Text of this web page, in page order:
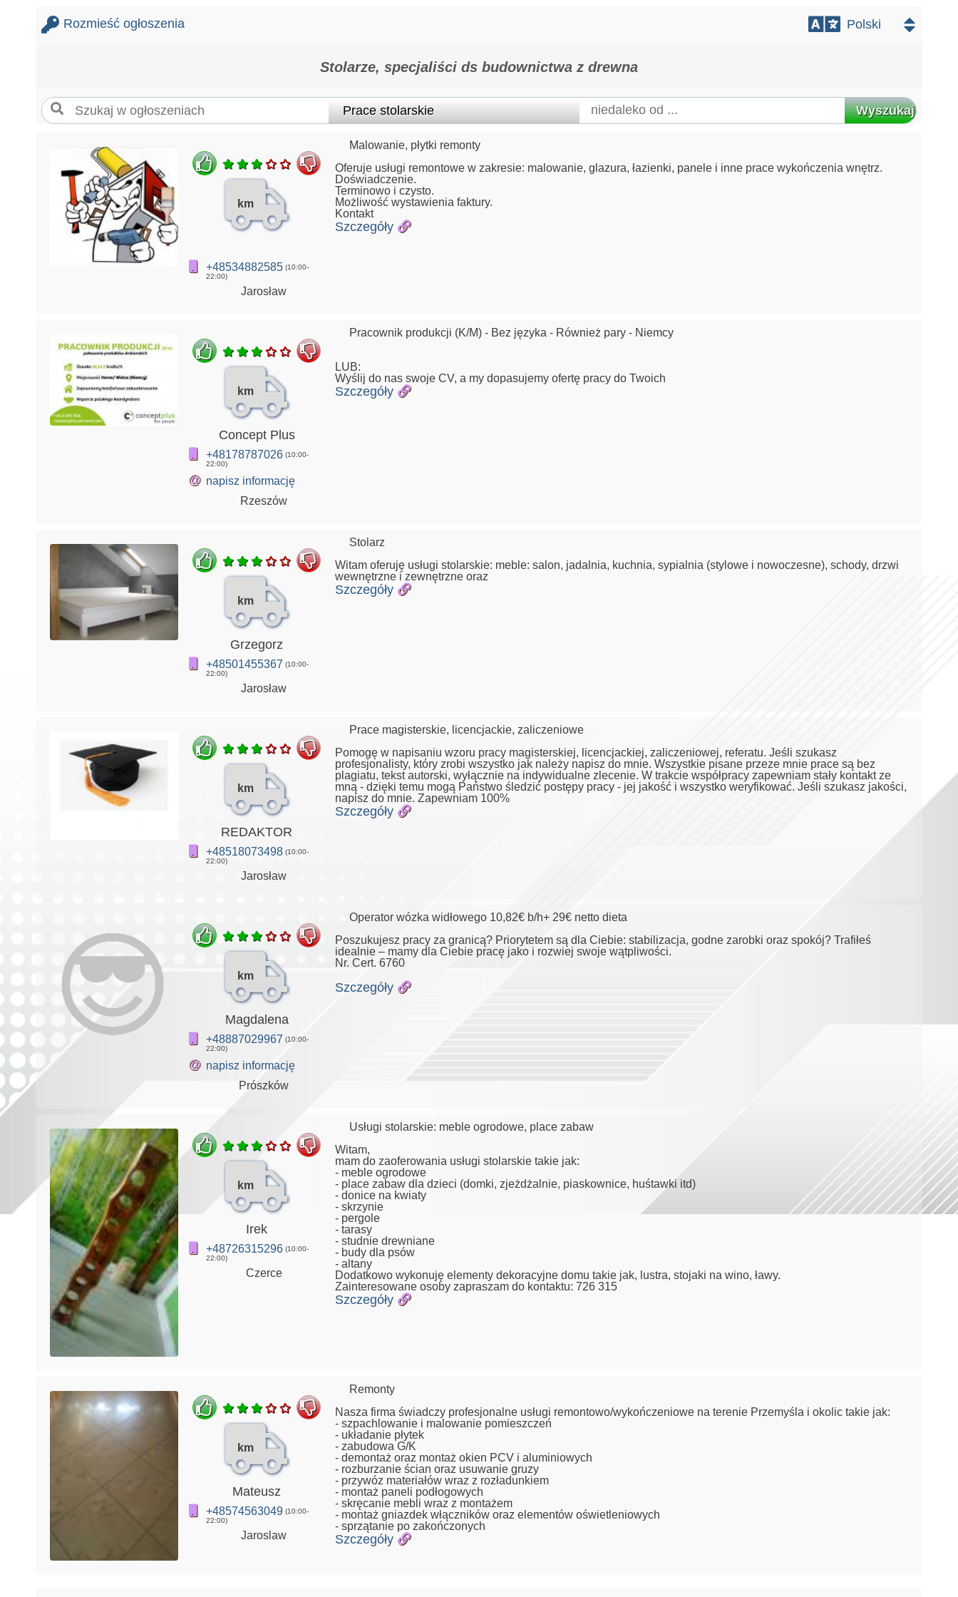
Rozmieść ogłoszenia
Stolarze, specjaliści ds budownictwa z drewna
Wyszukaj
km
+48534882585 (10:00-
22:00)
Jarosław
Malowanie, płytki remonty
Oferuje usługi remontowe w zakresie: malowanie, glazura, łazienki, panele i inne prace wykończenia wnętrz.
Doświadczenie.
Terminowo i czysto.
Możliwość wystawienia faktury.
Kontakt
Szczegóły
km
Concept Plus
+48178787026 (10:00-
22:00)
@ napisz informację
Rzeszów
Pracownik produkcji (K/M) - Bez języka - Również pary - Niemcy
LUB:
Wyślij do nas swoje CV, a my dopasujemy ofertę pracy do Twoich
Szczegóły
km
Grzegorz
+48501455367 (10:00-
22:00)
Jarosław
Stolarz
Witam oferuję usługi stolarskie: meble: salon, jadalnia, kuchnia, sypialnia (stylowe i nowoczesne), schody, drzwi
wewnętrzne i zewnętrzne oraz
Szczegóły
km
REDAKTOR
+48518073498 (10:00-
22:00)
Jarosław
Prace magisterskie, licencjackie, zaliczeniowe
Pomogę w napisaniu wzoru pracy magisterskiej, licencjackiej, zaliczeniowej, referatu. Jeśli szukasz
profesjonalisty, który zrobi wszystko jak należy napisz do mnie. Wszystkie pisane przeze mnie prace są bez
plagiatu, tekst autorski, wyłącznie na indywidualne zlecenie. W trakcie współpracy zapewniam stały kontakt ze
mną - dzięki temu mogą Państwo śledzić postępy pracy - jej jakość i wszystko weryfikować. Jeśli szukasz jakości,
napisz do mnie. Zapewniam 100%
Szczegóły
km
Magdalena
+48887029967 (10:00-
22:00)
@ napisz informację
Prószków
Operator wózka widłowego 10,82€ b/h+ 29€ netto dieta
Poszukujesz pracy za granicą? Priorytetem są dla Ciebie: stabilizacja, godne zarobki oraz spokój? Trafiłeś
idealnie – mamy dla Ciebie pracę jako i rozwiej swoje wątpliwości.
Nr. Cert. 6760
Szczegóły
km
Irek
+48726315296 (10:00-
22:00)
Czerce
Usługi stolarskie: meble ogrodowe, place zabaw
Witam,
mam do zaoferowania usługi stolarskie takie jak:
- meble ogrodowe
- place zabaw dla dzieci (domki, zjeżdżalnie, piaskownice, huśtawki itd)
- donice na kwiaty
- skrzynie
- pergole
- tarasy
- studnie drewniane
- budy dla psów
- altany
Dodatkowo wykonuję elementy dekoracyjne domu takie jak, lustra, stojaki na wino, ławy.
Zainteresowane osoby zapraszam do kontaktu: 726 315
Szczegóły
km
Mateusz
+48574563049 (10:00-
22:00)
Jaroslaw
Remonty
Nasza firma świadczy profesjonalne usługi remontowo/wykończeniowe na terenie Przemyśla i okolic takie jak:
- szpachlowanie i malowanie pomieszczeń
- układanie płytek
- zabudowa G/K
- demontaż oraz montaż okien PCV i aluminiowych
- rozburzanie ścian oraz usuwanie gruzy
- przywóz materiałów wraz z rozładunkiem
- montaż paneli podłogowych
- skręcanie mebli wraz z montażem
- montaż gniazdek włączników oraz elementów oświetleniowych
- sprzątanie po zakończonych
Szczegóły